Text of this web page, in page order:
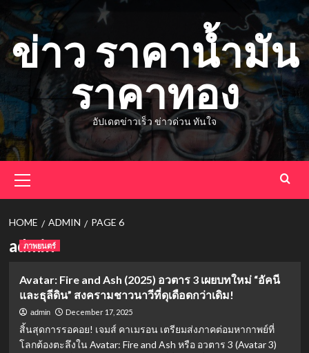
to
content
ข่าว ราคาน้ำมัน
ราคาทอง
อัปเดตข่าวเร็ว ข่าวด่วน ทันใจ
Menu
HOME ADMIN PAGE 6
admin
ภาพยนตร์
Avatar: Fire and Ash (2025) อวตาร 3 เผยบทใหม่ “อัคนี
และธุลีดิน” สงครามชาวนาวีที่ดุเดือดกว่าเดิม!
admin December 17, 2025
สิ้นสุดการรอคอย! เจมส์ คาเมรอน เตรียมส่งภาคต่อมหากาพย์ที่
โลกต้องตะลึงใน Avatar: Fire and Ash หรือ อวตาร 3 (Avatar 3)